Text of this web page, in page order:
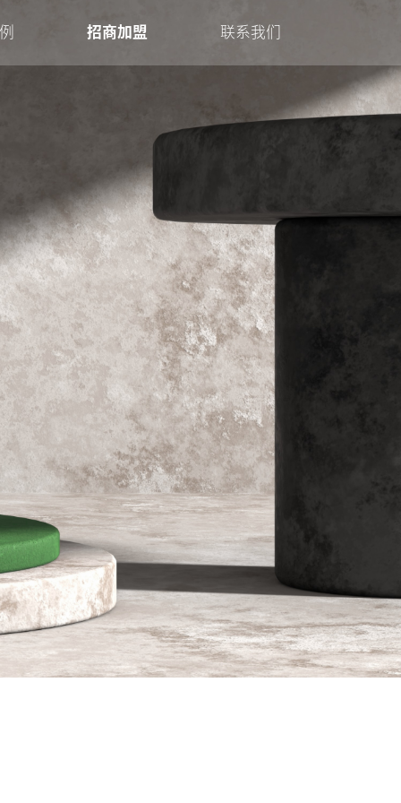
招商加盟 联系我们